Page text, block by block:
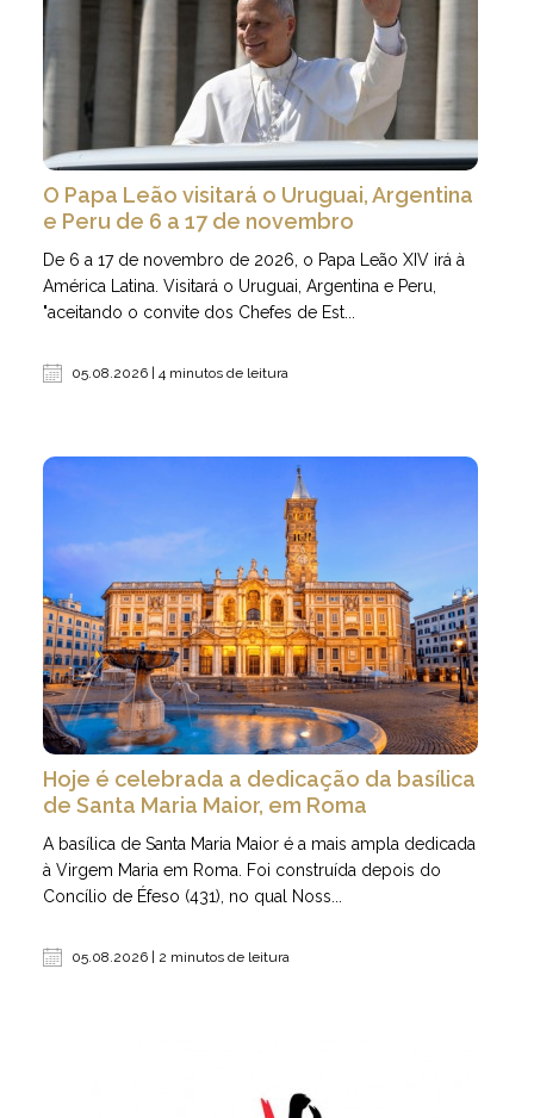
O Papa Leão visitará o Uruguai, Argentina
e Peru de 6 a 17 de novembro
De 6 a 17 de novembro de 2026, o Papa Leão XIV irá à
América Latina. Visitará o Uruguai, Argentina e Peru,
"aceitando o convite dos Chefes de Est...
05.08.2026 | 4 minutos de leitura
Hoje é celebrada a dedicação da basílica
de Santa Maria Maior, em Roma
A basílica de Santa Maria Maior é a mais ampla dedicada
à Virgem Maria em Roma. Foi construída depois do
Concílio de Éfeso (431), no qual Noss...
05.08.2026 | 2 minutos de leitura